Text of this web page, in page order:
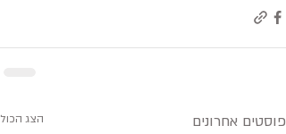
פוסטים אחרונים הצג הכול